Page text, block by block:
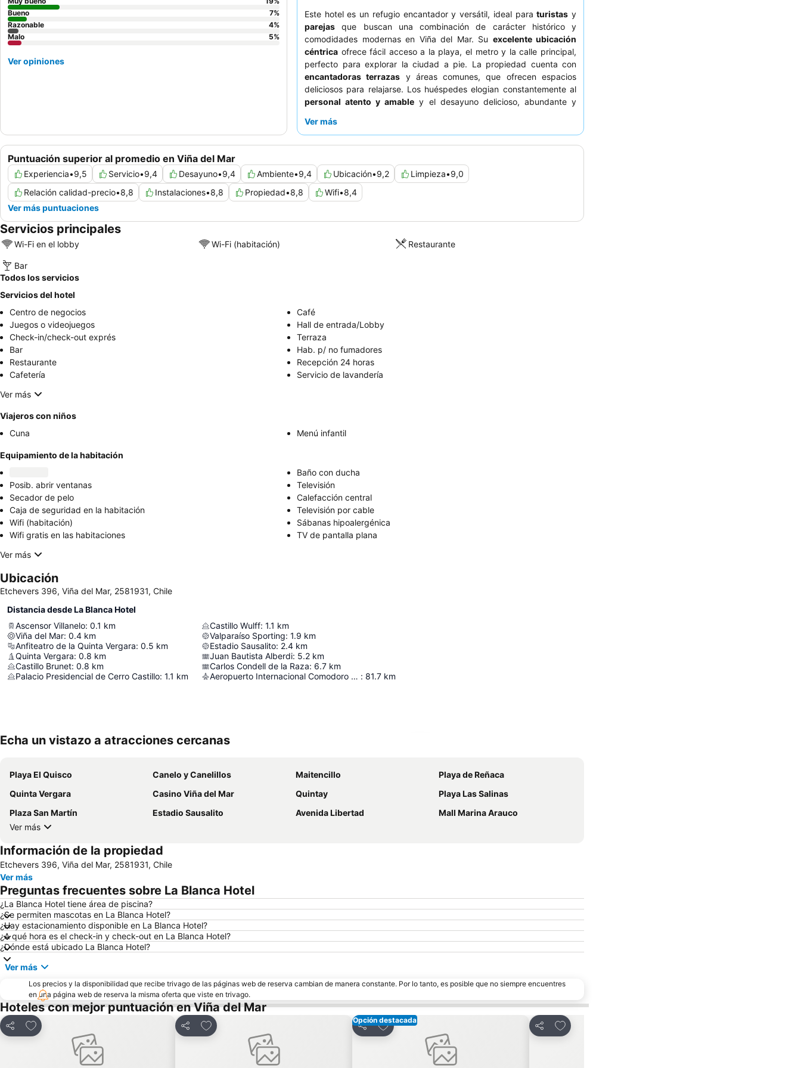
Este hotel es un refugio encantador y versátil, ideal paraturistas y
parejas que buscan una combinación de carácter histórico y
comodidades modernas en Viña del Mar. Su excelente ubicación
céntrica ofrece fácil acceso a la playa, el metro y la calle principal,
perfecto para explorar la ciudad a pie. La propiedad cuenta con
encantadoras terrazas y áreas comunes, que ofrecen espacios
deliciosos para relajarse. Los huéspedes elogian constantemente al
personal atento y amable y el desayuno delicioso, abundante y
solicitar una habitación en las secciones más antiguas de madera del
Ver más
Puntuación superior al promedio en Viña del Mar
Experiencia•9,5 Servicio•9,4 Desayuno•9,4 Ambiente•9,4 Ubicación•9,2 Limpieza•9,0
Relación calidad-precio•8,8 Instalaciones•8,8 Propiedad•8,8 Wifi•8,4
Ver más puntuaciones
Bueno
7%
Razonable
4%
Malo
5%
Ver opiniones
Servicios principales
Wi-Fi en el lobby Wi-Fi (habitación) Restaurante
Bar
Todos los servicios
Servicios del hotel
Centro de negocios
Café
Juegos o videojuegos
Hall de entrada/Lobby
Check-in/check-out exprés
Terraza
Bar
Hab. p/ no fumadores
Restaurante
Recepción 24 horas
Cafetería
Servicio de lavandería
Ver más
Viajeros con niños
Cuna
Menú infantil
Equipamiento de la habitación
Baño con ducha
Posib. abrir ventanas
Televisión
Secador de pelo
Calefacción central
Caja de seguridad en la habitación
Televisión por cable
Wifi (habitación)
Sábanas hipoalergénica
Wifi gratis en las habitaciones
TV de pantalla plana
Ver más
Ubicación
Etchevers 396, Viña del Mar, 2581931, Chile
Distancia desde La Blanca Hotel
Ascensor Villanelo: 0.1 km
Viña del Mar: 0.4 km
Anfiteatro de la Quinta Vergara: 0.5 km
Quinta Vergara: 0.8 km
Castillo Brunet: 0.8 km
Palacio Presidencial de Cerro Castillo: 1.1 km
Castillo Wulff: 1.1 km
Valparaíso Sporting: 1.9 km
Estadio Sausalito: 2.4 km
Juan Bautista Alberdi: 5.2 km
Carlos Condell de la Raza: 6.7 km
Aeropuerto Internacional Comodoro Arturo Merino Benítez : 81.7 km
Echa un vistazo a atracciones cercanas
Playa El Quisco Canelo y Canelillos Maitencillo
Playa de Reñaca
Quinta Vergara
Casino Viña del Mar Quintay
Playa Las Salinas
Plaza San Martín
Estadio Sausalito Avenida Libertad
Mall Marina Arauco
Ver más
Información de la propiedad
Etchevers 396, Viña del Mar, 2581931, Chile
Ver más
Preguntas frecuentes sobre La Blanca Hotel
¿La Blanca Hotel tiene área de piscina?
¿Se permiten mascotas en La Blanca Hotel?
¿Hay estacionamiento disponible en La Blanca Hotel?
¿A qué hora es el check-in y check-out en La Blanca Hotel?
¿Dónde está ubicado La Blanca Hotel?
Ver más
Los precios y la disponibilidad que recibe trivago de las páginas web de reserva cambian de manera constante. Por lo tanto, es posible que no siempre encuentres
en una página web de reserva la misma oferta que viste en trivago.
Hoteles con mejor puntuación en Viña del Mar
Compartir
Agregar a favoritos
Compartir
Agregar a favoritos Opción destacada
Compartir
Agregar a favoritos
Compartir
Agregar a favoritos